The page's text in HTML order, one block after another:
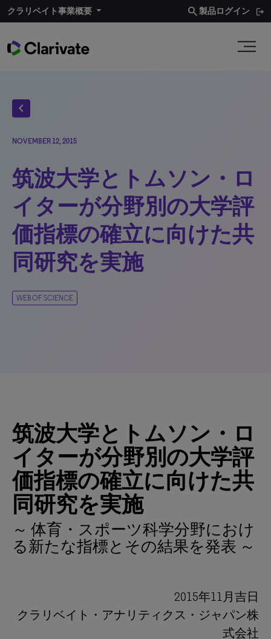
クラリベイト事業概要​ search製品ログイン
chevron_left
NOVEMBER 12, 2015
筑波大学とトムソン・ロ
イターが分野別の大学評
価指標の確立に向けた共
同研究を実施
WEB OF SCIENCE
筑波大学とトムソン・ロ
イターが分野別の大学評
価指標の確立に向けた共
同研究を実施
～ 体育・スポーツ科学分野におけ
る新たな指標とその結果を発表 ～
2015年11月吉日
クラリベイト・アナリティクス・ジャパン株
式会社